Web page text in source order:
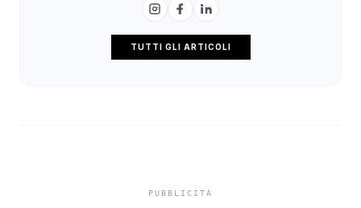
TUTTI GLI ARTICOLI